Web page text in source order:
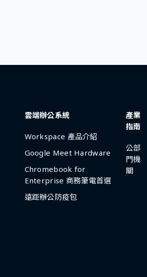
雲端辦公系統
Workspace 產品介紹
Google Meet Hardware
Chromebook for
Enterprise 商務筆電首選
遠距辦公防疫包
產業
指南
公部
門機
關